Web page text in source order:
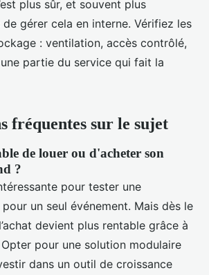
plus sûr, et souvent plus
gérer cela en interne. Vérifiez les
: ventilation, accès contrôlé,
une partie du service qui fait la
fréquentes sur le sujet
de louer ou d'acheter son
?
pour tester une
un seul événement. Mais dès le
devient plus rentable grâce à
Opter pour une solution modulaire
dans un outil de croissance